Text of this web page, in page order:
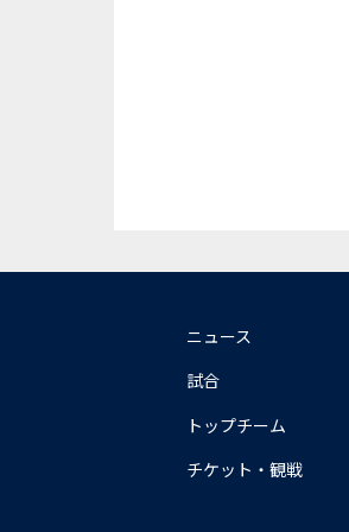
ニュース
試合
トップチーム
チケット・観戦